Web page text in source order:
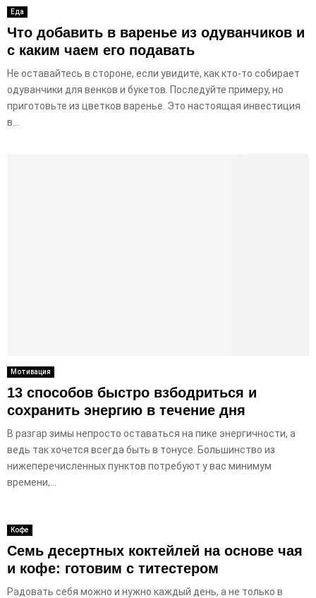
Еда
Что добавить в варенье из одуванчиков и
с каким чаем его подавать
Не оставайтесь в стороне, если увидите, как кто-то собирает
одуванчики для венков и букетов. Последуйте примеру, но
приготовьте из цветков варенье. Это настоящая инвестиция
в...
Мотивация
13 способов быстро взбодриться и
сохранить энергию в течение дня
В разгар зимы непросто оставаться на пике энергичности, а
ведь так хочется всегда быть в тонусе. Большинство из
нижеперечисленных пунктов потребуют у вас минимум
времени,...
Кофе
Семь десертных коктейлей на основе чая
и кофе: готовим с титестером
Радовать себя можно и нужно каждый день, а не только в